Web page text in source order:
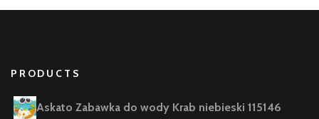
PRODUCTS
Askato Zabawka do wody Krab niebieski 115146